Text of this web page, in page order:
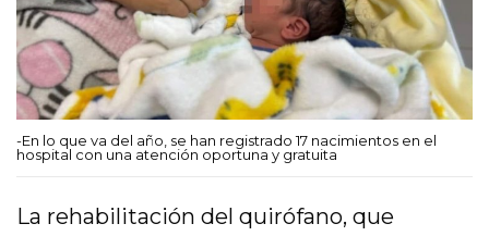
-En lo que va del año, se han registrado 17 nacimientos en el
hospital con una atención oportuna y gratuita
La rehabilitación del quirófano, que